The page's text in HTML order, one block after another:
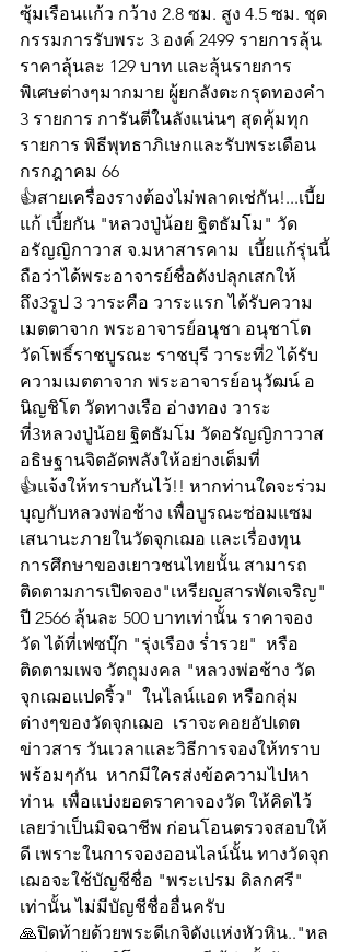
ซุ้มเรือนแก้ว กว้าง 2.8 ซม. สูง 4.5 ซม. ชุด
กรรมการรับพระ 3 องค์ 2499 รายการลุ้น
ราคาลุ้นละ 129 บาท และลุ้นรายการ
พิเศษต่างๆมากมาย ผู้ยกลังตะกรุดทองคำ
3 รายการ การันตีในลังแน่นๆ สุดคุ้มทุก
รายการ พิธีพุทธาภิเษกและรับพระเดือน
กรกฎาคม 66
👍สายเครื่องรางต้องไม่พลาดเช่กัน!...เบี้ย
แก้ เบี้ยกัน "หลวงปู่น้อย ฐิตธัมโม" วัด
อรัญญิกาวาส จ.มหาสารคาม  เบี้ยแก้รุ่นนี้
ถือว่าได้พระอาจารย์ชื่อดังปลุกเสกให้
ถึง3รูป 3 วาระคือ วาระแรก ได้รับความ
เมตตาจาก พระอาจารย์อนุชา อนุชาโต
วัดโพธิ์ราชบูรณะ ราชบุรี วาระที่2 ได้รับ
ความเมตตาจาก พระอาจารย์อนุวัฒน์ อ
นิญชิโต วัดทางเรือ อ่างทอง วาระ
ที่3หลวงปู่น้อย ฐิตธัมโม วัดอรัญญิกาวาส
อธิษฐานจิตอัดพลังให้อย่างเต็มที่
👍แจ้งให้ทราบกันไว้!! หากท่านใดจะร่วม
บุญกับหลวงพ่อช้าง เพื่อบูรณะซ่อมแซม
เสนานะภายในวัดจุกเฌอ และเรื่องทุน
การศึกษาของเยาวชนไทยนั้น สามารถ
ติดตามการเปิดจอง"เหรียญสารพัดเจริญ"
ปี 2566 ลุ้นละ 500 บาทเท่านั้น ราคาจอง
วัด ได้ที่เฟซบุ๊ก "รุ่งเรือง ร่ำรวย"  หรือ
ติดตามเพจ วัตถุมงคล "หลวงพ่อช้าง วัด
จุกเฌอแปดริ้ว"  ในไลน์แอด หรือกลุ่ม
ต่างๆของวัดจุกเฌอ  เราจะคอยอัปเดต
ข่าวสาร วันเวลาและวิธีการจองให้ทราบ
พร้อมๆกัน  หากมีใครส่งข้อความไปหา
ท่าน  เพื่อแบ่งยอดราคาจองวัด ให้คิดไว้
เลยว่าเป็นมิจฉาชีพ ก่อนโอนตรวจสอบให้
ดี เพราะในการจองออนไลน์นั้น ทางวัดจุก
เฌอจะใช้บัญชีชื่อ "พระเปรม ดิลกศรี"
เท่านั้น ไม่มีบัญชีชื่ออื่นครับ
🙏ปิดท้ายด้วยพระดีเกจิดังแห่งหัวหิน.."หล